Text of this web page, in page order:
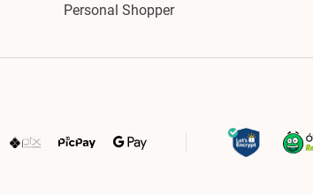
Personal Shopper